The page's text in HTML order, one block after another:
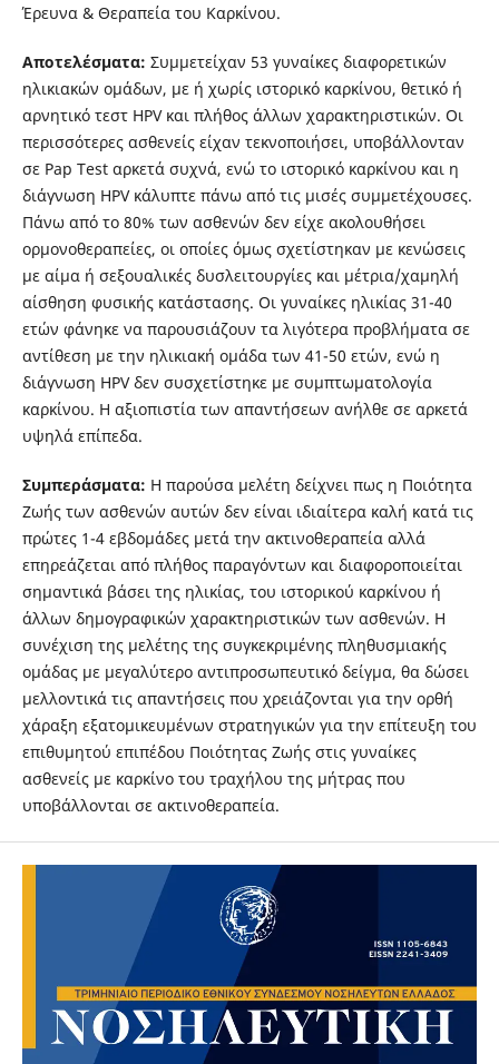
Έρευνα & Θεραπεία του Καρκίνου.
Αποτελέσματα: Συμμετείχαν 53 γυναίκες διαφορετικών
ηλικιακών ομάδων, με ή χωρίς ιστορικό καρκίνου, θετικό ή
αρνητικό τεστ HPV και πλήθος άλλων χαρακτηριστικών. Oι
περισσότερες ασθενείς είχαν τεκνοποιήσει, υποβάλλονταν
σε Pap Test αρκετά συχνά, ενώ το ιστορικό καρκίνου και η
διάγνωση HPV κάλυπτε πάνω από τις μισές συμμετέχουσες.
Πάνω από το 80% των ασθενών δεν είχε ακολουθήσει
ορμονοθεραπείες, οι οποίες όμως σχετίστηκαν με κενώσεις
με αίμα ή σεξουαλικές δυσλειτουργίες και μέτρια/χαμηλή
αίσθηση φυσικής κατάστασης. Οι γυναίκες ηλικίας 31-40
ετών φάνηκε να παρουσιάζουν τα λιγότερα προβλήματα σε
αντίθεση με την ηλικιακή ομάδα των 41-50 ετών, ενώ η
διάγνωση HPV δεν συσχετίστηκε με συμπτωματολογία
καρκίνου. Η αξιοπιστία των απαντήσεων ανήλθε σε αρκετά
υψηλά επίπεδα.
Συμπεράσματα: Η παρούσα μελέτη δείχνει πως η Ποιότητα
Ζωής των ασθενών αυτών δεν είναι ιδιαίτερα καλή κατά τις
πρώτες 1-4 εβδομάδες μετά την ακτινοθεραπεία αλλά
επηρεάζεται από πλήθος παραγόντων και διαφοροποιείται
σημαντικά βάσει της ηλικίας, του ιστορικού καρκίνου ή
άλλων δημογραφικών χαρακτηριστικών των ασθενών. Η
συνέχιση της μελέτης της συγκεκριμένης πληθυσμιακής
ομάδας με μεγαλύτερο αντιπροσωπευτικό δείγμα, θα δώσει
μελλοντικά τις απαντήσεις που χρειάζονται για την ορθή
χάραξη εξατομικευμένων στρατηγικών για την επίτευξη του
επιθυμητού επιπέδου Ποιότητας Ζωής στις γυναίκες
ασθενείς με καρκίνο του τραχήλου της μήτρας που
υποβάλλονται σε ακτινοθεραπεία.